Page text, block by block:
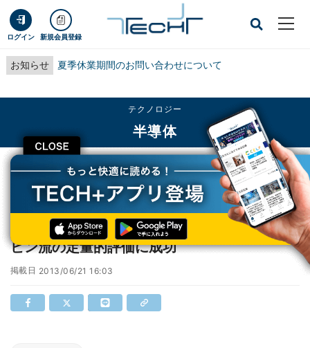
ログイン 新規会員登録
お知らせ 夏季休業期間のお問い合わせについて
CLOSE
テクノロジー
半導体
TECH+ テクノロジー
半導体
東北大、スピントロニクス材料中に流れるスピン流の定量的評価に成功
東北大、スピントロニクス材料中に流れるス
ピン流の定量的評価に成功
掲載日 2013/06/21 16:03